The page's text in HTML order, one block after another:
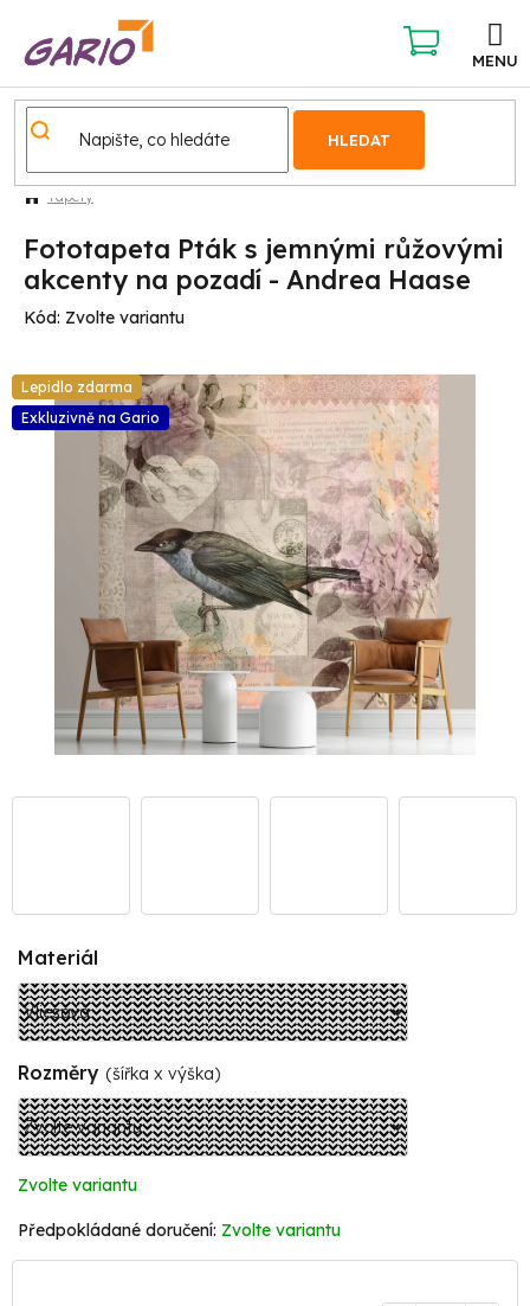
obsah
HLEDAT
NÁKUPNÍ
KOŠÍK
Tapety
Fototapeta Pták s jemnými růžovými
akcenty na pozadí - Andrea Haase
Kód: Zvolte variantu
Lepidlo zdarma
Exkluzivně na Gario
Materiál
Rozměry (šířka x výška)
Zvolte variantu
Zvolte variantu